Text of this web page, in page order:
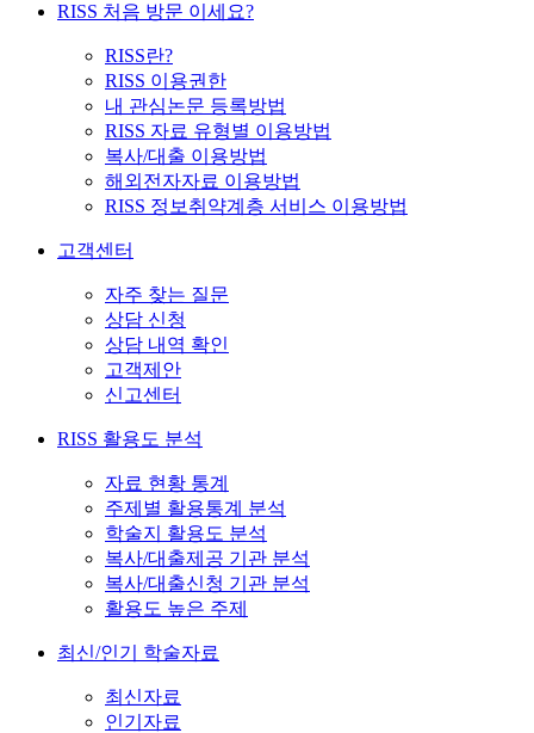
RISS 처음 방문 이세요?
RISS란?
RISS 이용권한
내 관심논문 등록방법
RISS 자료 유형별 이용방법
복사/대출 이용방법
해외전자자료 이용방법
RISS 정보취약계층 서비스 이용방법
고객센터
자주 찾는 질문
상담 신청
상담 내역 확인
고객제안
신고센터
RISS 활용도 분석
자료 현황 통계
주제별 활용통계 분석
학술지 활용도 분석
복사/대출제공 기관 분석
복사/대출신청 기관 분석
활용도 높은 주제
최신/인기 학술자료
최신자료
인기자료